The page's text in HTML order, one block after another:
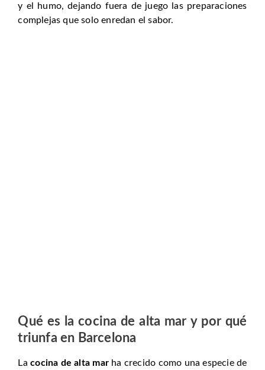
y el humo, dejando fuera de juego las preparaciones
complejas que solo enredan el sabor.
Qué es la cocina de alta mar y por qué
triunfa en Barcelona
Lacocina de alta marha crecido como una especie de